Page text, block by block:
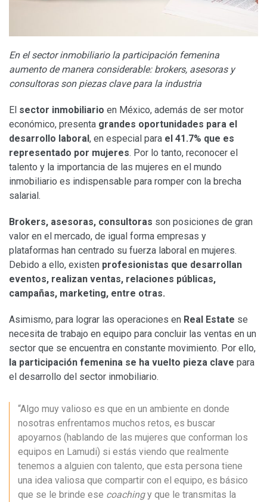
En el sector inmobiliario la participación femenina
aumento de manera considerable: brokers, asesoras y
consultoras son piezas clave para la industria
El sector inmobiliario en México, además de ser motor
económico, presenta grandes oportunidades para el
desarrollo laboral, en especial para el 41.7% que es
representado por mujeres. Por lo tanto, reconocer el
talento y la importancia de las mujeres en el mundo
inmobiliario es indispensable para romper con la brecha
salarial.
Brokers, asesoras, consultoras son posiciones de gran
valor en el mercado, de igual forma empresas y
plataformas han centrado su fuerza laboral en mujeres.
Debido a ello, existen profesionistas que desarrollan
eventos, realizan ventas, relaciones públicas,
campañas, marketing, entre otras.
Asimismo, para lograr las operaciones en Real Estate se
necesita de trabajo en equipo para concluir las ventas en un
sector que se encuentra en constante movimiento. Por ello,
la participación femenina se ha vuelto pieza clave para
el desarrollo del sector inmobiliario.
“Algo muy valioso es que en un ambiente en donde
nosotras enfrentamos muchos retos, es buscar
apoyarnos (hablando de las mujeres que conforman los
equipos en Lamudi) si estás viendo que realmente
tenemos a alguien con talento, que esta persona tiene
una idea valiosa que compartir con el equipo, es básico
que se le brinde ese coachingy que le transmitas la